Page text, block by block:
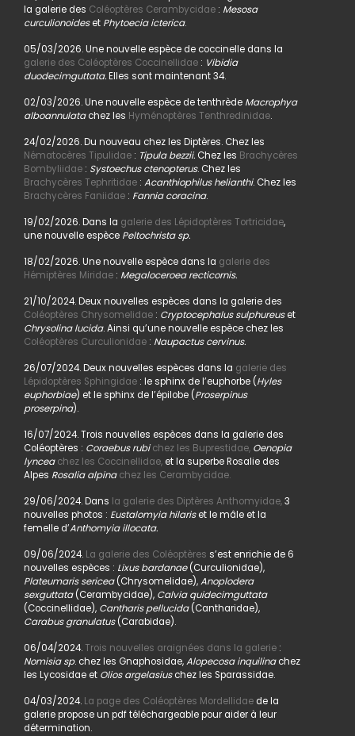
la galerie des Coléoptères Cerambycidae: Mesosa
curculionoideset Phytoecia icterica.
05/03/2026. Une nouvelle espèce de coccinelle dans la
galerie des Coléoptères Coccinellidae: Vibidia
duodecimguttata.Elles sont maintenant 34.
02/03/2026. Une nouvelle espèce de tenthrède Macrophya
alboannulatachez les Hyménoptères Tenthredinidae.
24/02/2026. Du nouveau chez les Diptères. Chez les
Nématocères Tipulidae: Tipula bezzii. Chez les Brachycères
Bombyliidae: Systoechus ctenopterus. Chez les
Brachycères Tephritidae: Acanthiophilus helianthi. Chez les
Brachycères Faniidae: Fannia coracina.
19/02/2026. Dans la galerie des Lépidoptères Tortricidae,
une nouvelle espèce Peltochrista sp.
18/02/2026. Une nouvelle espèce dans la galerie des
Hémiptères Miridae: Megaloceroea recticornis.
21/10/2024. Deux nouvelles espèces dans la galerie des
Coléoptères Chrysomelidae: Cryptocephalus sulphureuset
Chrysolina lucida. Ainsi qu’une nouvelle espèce chez les
Coléoptères Curculionidae : Naupactus cervinus.
26/07/2024. Deux nouvelles espèces dans la galerie des
Lépidoptères Sphingidae: le sphinx de l’euphorbe (Hyles
euphorbiae) et le sphinx de l’épilobe (Proserpinus
proserpina).
16/07/2024. Trois nouvelles espèces dans la galerie des
Coléoptères : Coraebus rubi chez les Buprestidae, Oenopia
lyncea chez les Coccinellidae,et la superbe Rosalie des
Alpes Rosalia alpina chez les Cerambycidae.
29/06/2024. Dans la galerie des Diptères Anthomyidae,3
nouvelles photos : Eustalomyia hilariset le mâle et la
femelle d’Anthomyia illocata.
09/06/2024.La galerie des Coléoptères s’est enrichie de 6
nouvelles espèces : Lixus bardanae(Curculionidae),
Plateumaris sericea(Chrysomelidae),Anoplodera
sexguttata(Cerambycidae), Calvia quidecimguttata
(Coccinellidae), Cantharis pellucida(Cantharidae),
Carabus granulatus(Carabidae).
06/04/2024.Trois nouvelles araignées dans la galerie:
Nomisia sp. chez les Gnaphosidae,Alopecosa inquilinachez
les Lycosidae et Olios argelasiuschez les Sparassidae.
04/03/2024. La page des Coléoptères Mordellidaede la
galerie propose un pdf téléchargeable pour aider à leur
détermination.